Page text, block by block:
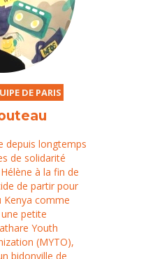
DE PARIS
depuis longtemps
de solidarité
à la fin de
de partir pour
Kenya comme
petite
Youth
(MYTO),
bidonville de